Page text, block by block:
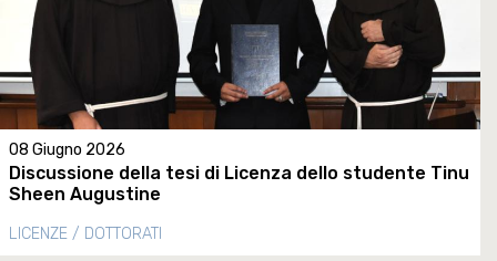
08 Giugno 2026
Discussione della tesi di Licenza dello studente Tinu
Sheen Augustine
LICENZE / DOTTORATI